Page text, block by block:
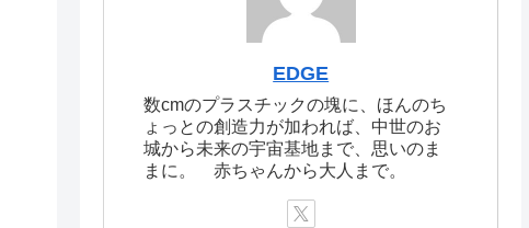
EDGE
数cmのプラスチックの塊に、ほんのち
ょっとの創造力が加われば、中世のお
城から未来の宇宙基地まで、思いのま
まに。 赤ちゃんから大人まで。